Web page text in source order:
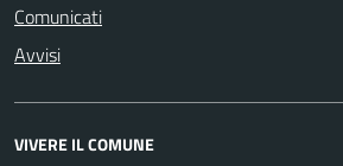
Comunicati
Avvisi
VIVERE IL COMUNE